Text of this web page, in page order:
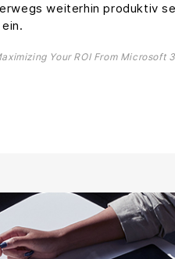
weiterhin produktiv
Your ROI From Microsoft